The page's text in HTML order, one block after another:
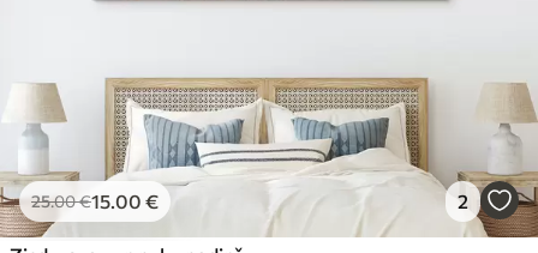
25.00€15.00 € 2